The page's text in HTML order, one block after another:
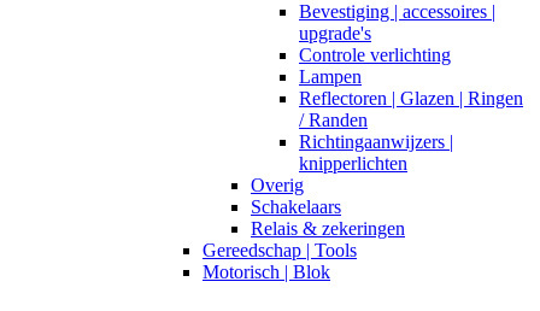
Bevestiging | accessoires |
upgrade's
Controle verlichting
Lampen
Reflectoren | Glazen | Ringen
/ Randen
Richtingaanwijzers |
knipperlichten
Overig
Schakelaars
Relais & zekeringen
Gereedschap | Tools
Motorisch | Blok